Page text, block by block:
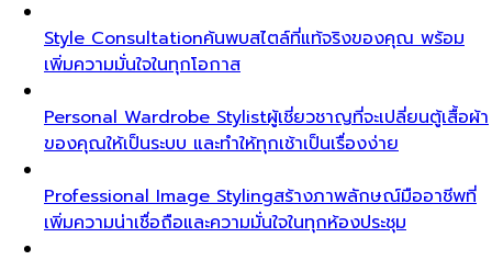
Style Consultationค้นพบสไตล์ที่แท้จริงของคุณ พร้อม
เพิ่มความมั่นใจในทุกโอกาส
Personal Wardrobe Stylistผู้เชี่ยวชาญที่จะเปลี่ยนตู้เสื้อผ้า
ของคุณให้เป็นระบบ และทำให้ทุกเช้าเป็นเรื่องง่าย
Professional Image Stylingสร้างภาพลักษณ์มืออาชีพที่
เพิ่มความน่าเชื่อถือและความมั่นใจในทุกห้องประชุม